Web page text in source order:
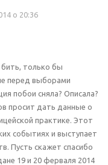
о 20:36
бить, только бы
перед выборами
побои сняла? Описала?
просит дать данные о
практике. Этот
событиях и выступает
Пусть скажет спасибо
19 и 20 ферваля 2014